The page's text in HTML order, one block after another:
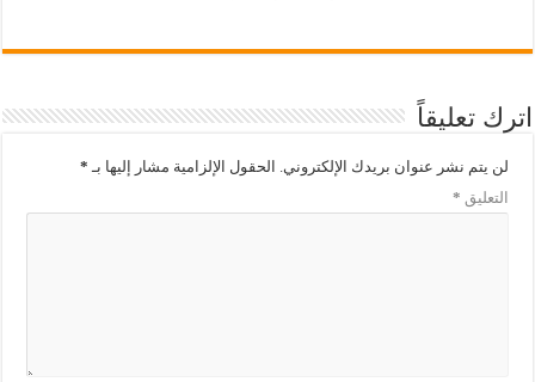
اترك تعليقاً
لن يتم نشر عنوان بريدك الإلكتروني. الحقول الإلزامية مشار إليها بـ *
التعليق *